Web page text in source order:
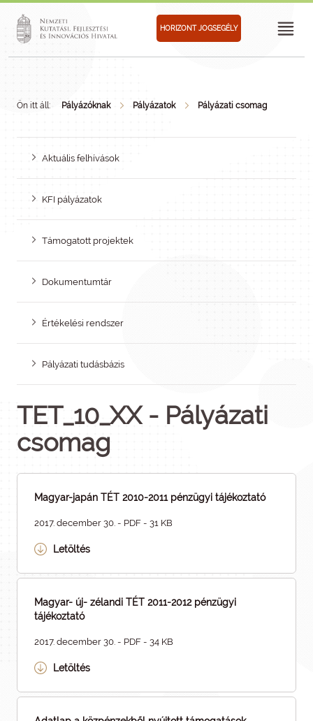
HORIZONT JOGSEGÉLY
Ön itt áll: Pályázóknak Pályázatok Pályázati csomag
Aktuális felhívások
KFI pályázatok
Támogatott projektek
Dokumentumtár
Értékelési rendszer
Pályázati tudásbázis
TET_10_XX - Pályázati
csomag
Magyar-japán TÉT 2010-2011 pénzügyi tájékoztató
2017. december 30. - PDF - 31 KB
Letöltés
Magyar- új- zélandi TÉT 2011-2012 pénzügyi
tájékoztató
2017. december 30. - PDF - 34 KB
Letöltés